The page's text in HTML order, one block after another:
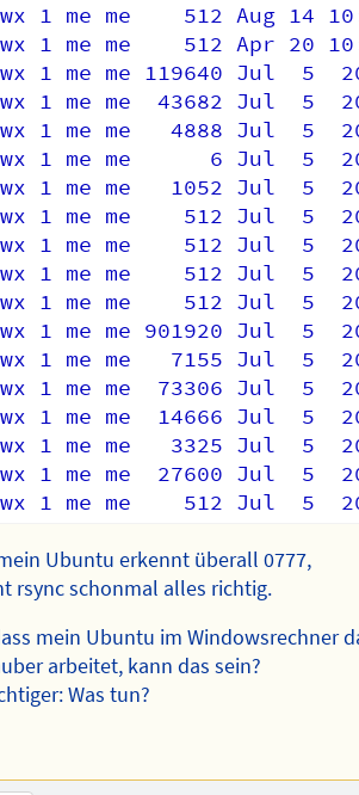
1 me me    512 Aug 14
1 me me    512 Apr 20
1 me me 119640 Jul  5
1 me me  43682 Jul  5
1 me me   4888 Jul  5
1 me me      6 Jul  5
1 me me   1052 Jul  5
1 me me    512 Jul  5
1 me me    512 Jul  5
1 me me    512 Jul  5
1 me me    512 Jul  5
1 me me 901920 Jul  5
1 me me   7155 Jul  5
1 me me  73306 Jul  5
1 me me  14666 Jul  5
1 me me   3325 Jul  5
1 me me  27600 Jul  5
Ubuntu erkennt überall 0777,
rsync schonmal alles richtig.
mein Ubuntu im Windowsrechner
arbeitet, kann das sein?
Was tun?